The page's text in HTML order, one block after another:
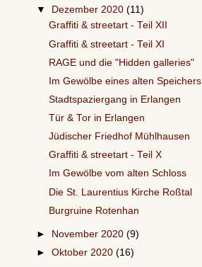
▼ Dezember 2020(11)
Graffiti & streetart - Teil XII
Graffiti & streetart - Teil XI
RAGE und die "Hidden galleries"
Im Gewölbe eines alten Speichers
Stadtspaziergang in Erlangen
Tür & Tor in Erlangen
Jüdischer Friedhof Mühlhausen
Graffiti & streetart - Teil X
Im Gewölbe vom alten Schloss
Die St. Laurentius Kirche Roßtal
Burgruine Rotenhan
► November 2020(9)
►Oktober 2020(16)